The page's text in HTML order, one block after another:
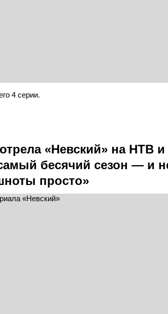
4 серии.
«Невский» на НТВ и
бесячий сезон — и
просто»